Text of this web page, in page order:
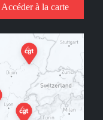
Accéder à la carte